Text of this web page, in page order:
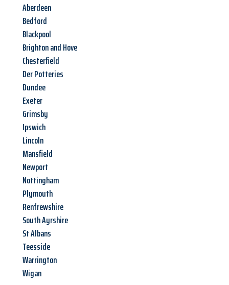
Aberdeen
Bedford
Blackpool
Brighton and Hove
Chesterfield
Der Potteries
Dundee
Exeter
Grimsby
Ipswich
Lincoln
Mansfield
Newport
Nottingham
Plymouth
Renfrewshire
South Ayrshire
St Albans
Teesside
Warrington
Wigan